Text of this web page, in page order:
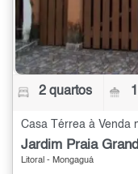
2 quartos
Jardim Praia
Litoral - Mongaguá